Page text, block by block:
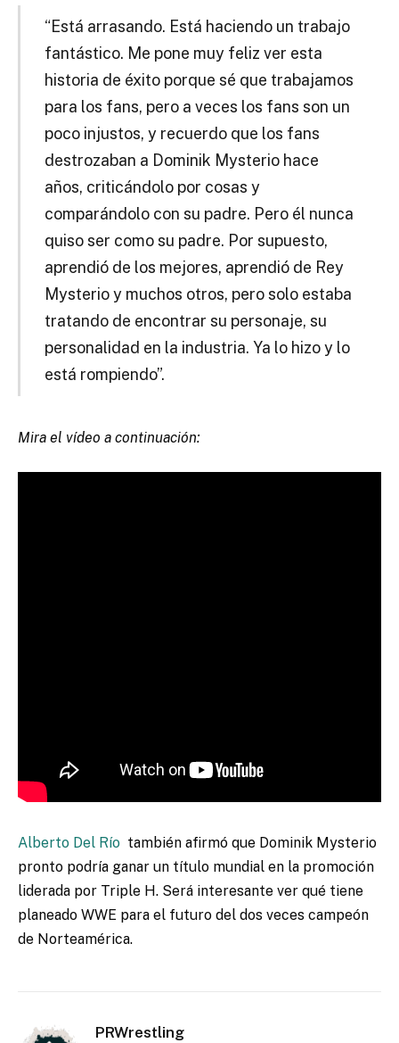
“Está arrasando. Está haciendo un trabajo
fantástico. Me pone muy feliz ver esta
historia de éxito porque sé que trabajamos
para los fans, pero a veces los fans son un
poco injustos, y recuerdo que los fans
destrozaban a Dominik Mysterio hace
años, criticándolo por cosas y
comparándolo con su padre. Pero él nunca
quiso ser como su padre. Por supuesto,
aprendió de los mejores, aprendió de Rey
Mysterio y muchos otros, pero solo estaba
tratando de encontrar su personaje, su
personalidad en la industria. Ya lo hizo y lo
está rompiendo”.
Mira el vídeo a continuación:
Alberto Del Río también afirmó que Dominik Mysterio
pronto podría ganar un título mundial en la promoción
liderada por Triple H. Será interesante ver qué tiene
planeado WWE para el futuro del dos veces campeón
de Norteamérica.
PRWrestling